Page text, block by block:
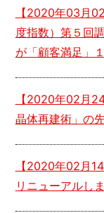
【2020年03月
度指数）第５回
が「顧客満足」
【2020年02月
晶体再建術」の
【2020年02月
リニューアルし